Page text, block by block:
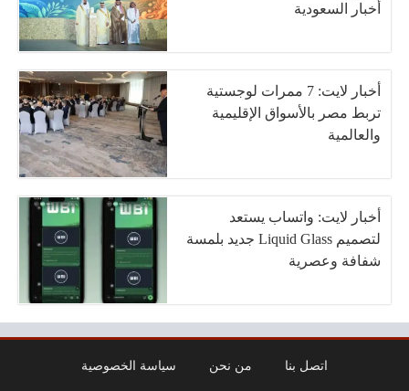
أخبار السعودية
أخبار لايت: 7 ممرات لوجستية
تربط مصر بالأسواق الإقليمية
والعالمية
أخبار لايت: واتساب يستعد
لتصميم Liquid Glass جديد بلمسة
شفافة وعصرية
اتصل بنا من نحن سياسة الخصوصية